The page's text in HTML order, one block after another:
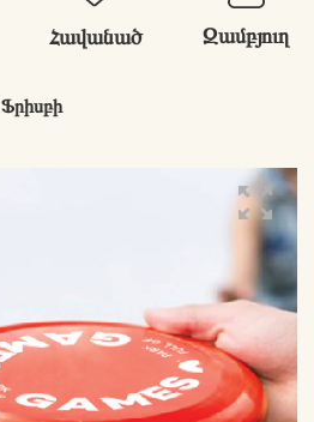
Հավանած Զամբյուղ
Ֆրիսբի